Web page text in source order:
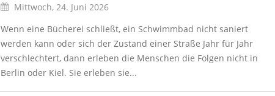
Mittwoch, 24. Juni 2026
Wenn eine Bücherei schließt, ein Schwimmbad nicht saniert
werden kann oder sich der Zustand einer Straße Jahr für Jahr
verschlechtert, dann erleben die Menschen die Folgen nicht in
Berlin oder Kiel. Sie erleben sie...